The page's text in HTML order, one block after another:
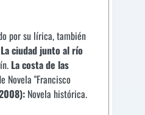
por su lírica, también
La ciudad junto al río
La costa de las
Novela "Francisco
Novela histórica.